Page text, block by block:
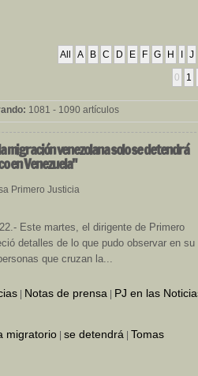
All A B C D E F G H J
0 1
1081 - 1090 artículos
migración venezolana solo se detendrá
en Venezuela"
Primero Justicia
Este martes, el dirigente de Primero
detalles de lo que pudo observar en su
que cruzan la...
Notas de prensa PJ en las
migratorio se detendrá Tomas